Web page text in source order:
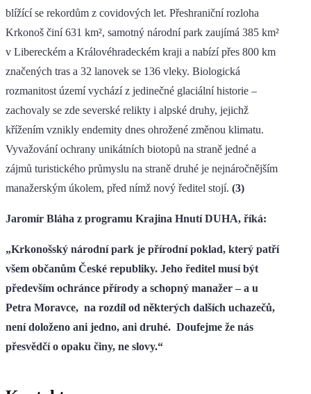
blížící se rekordům z covidových let. Přeshraniční rozloha
Krkonoš činí 631 km², samotný národní park zaujímá 385 km²
v Libereckém a Královéhradeckém kraji a nabízí přes 800 km
značených tras a 32 lanovek se 136 vleky. Biologická
rozmanitost území vychází z jedinečné glaciální historie –
zachovaly se zde severské relikty i alpské druhy, jejichž
křížením vznikly endemity dnes ohrožené změnou klimatu.
Vyvažování ochrany unikátních biotopů na straně jedné a
zájmů turistického průmyslu na straně druhé je nejnáročnějším
manažerským úkolem, před nímž nový ředitel stojí. (3)
Jaromír Bláha z programu Krajina Hnutí DUHA, říká:
„Krkonošský národní park je přírodní poklad, který patří
všem občanům České republiky. Jeho ředitel musí být
především ochránce přírody a schopný manažer – a u
Petra Moravce, na rozdíl od některých dalších uchazečů,
není doloženo ani jedno, ani druhé. Doufejme že nás
přesvědčí o opaku činy, ne slovy.“